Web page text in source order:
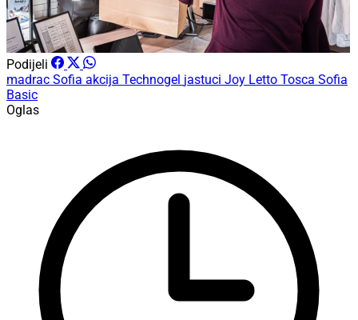
Podijeli
madrac Sofia akcija Technogel jastuci Joy Letto Tosca Sofia
Basic
Oglas